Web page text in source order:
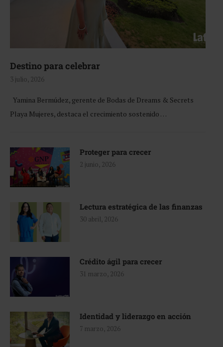
Destino para celebrar
3 julio, 2026
Yamina Bermúdez, gerente de Bodas de Dreams & Secrets
Playa Mujeres, destaca el crecimiento sostenido …
Proteger para crecer
2 junio, 2026
Lectura estratégica de las finanzas
30 abril, 2026
Crédito ágil para crecer
31 marzo, 2026
Identidad y liderazgo en acción
7 marzo, 2026